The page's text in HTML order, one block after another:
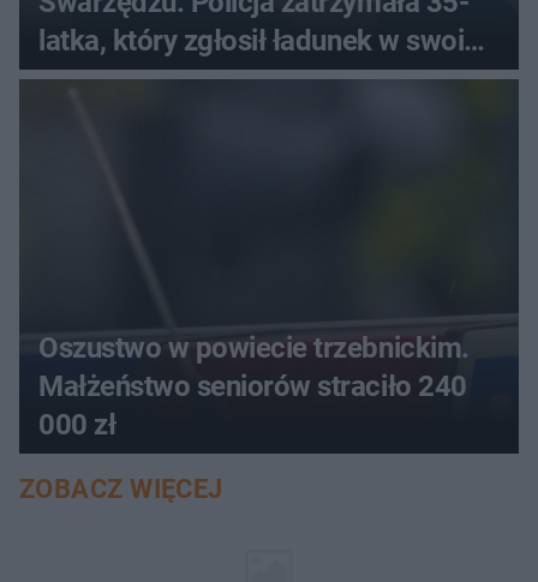
latka, który zgłosił ładunek w swoim
aucie
Oszustwo w powiecie trzebnickim.
Małżeństwo seniorów straciło 240
000 zł
ZOBACZ WIĘCEJ